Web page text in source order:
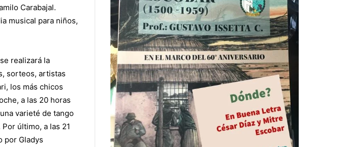
Carabajal.
musical para niños,
realizará la
sorteos, artistas
los más chicos
a las 20 horas
varieté de tango
último, a las 21
por Gladys